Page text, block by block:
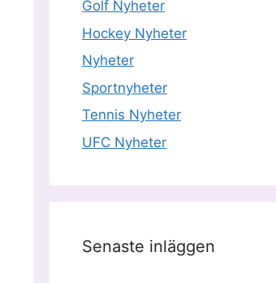
Golf Nyheter
Hockey Nyheter
Nyheter
Sportnyheter
Tennis Nyheter
UFC Nyheter
Senaste inläggen